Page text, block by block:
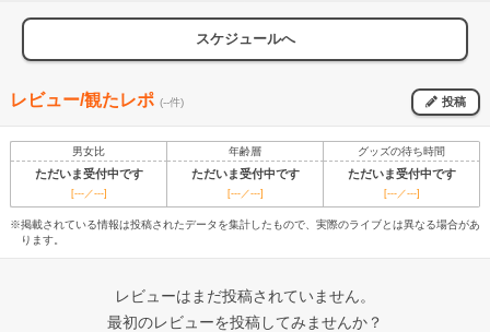
スケジュールへ
レビュー/観たレポ (--件) 投稿
男女比 年齢層 グッズの待ち時間
ただいま受付中です ただいま受付中です ただいま受付中です
[---／---] [---／---] [---／---]
※掲載されている情報は投稿されたデータを集計したもので、実際のライブとは異なる場合があ
ります。
レビューはまだ投稿されていません。
最初のレビューを投稿してみませんか？